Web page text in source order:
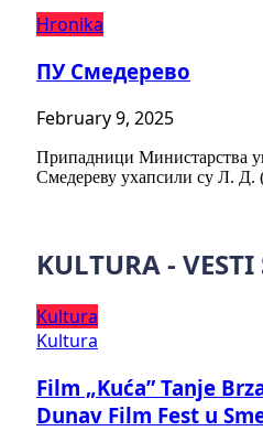
Hronika
ПУ Смедерево
February 9, 2025
Припадници Министарства
Смедереву ухапсили су Л. Д.
KULTURA - VESTI
Kultura
Kultura
Film „Kuća” Tanje
Dunav Film Fest u